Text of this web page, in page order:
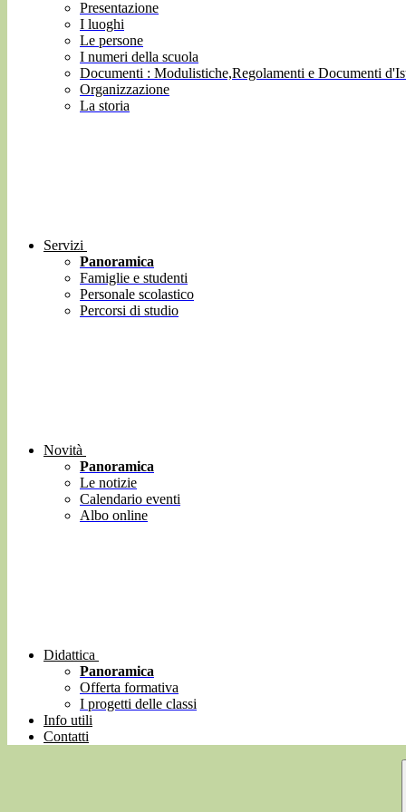
Presentazione
I luoghi
Le persone
I numeri della scuola
Documenti : Modulistiche,Regolamenti e Documenti
Organizzazione
La storia
Servizi
Panoramica
Famiglie e studenti
Personale scolastico
Percorsi di studio
Novità
Panoramica
Le notizie
Calendario eventi
Albo online
Didattica
Panoramica
Offerta formativa
I progetti delle classi
Info utili
Contatti